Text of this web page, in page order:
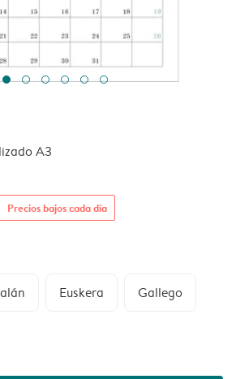
A3
Precios bajos cada día
Euskera Gallego